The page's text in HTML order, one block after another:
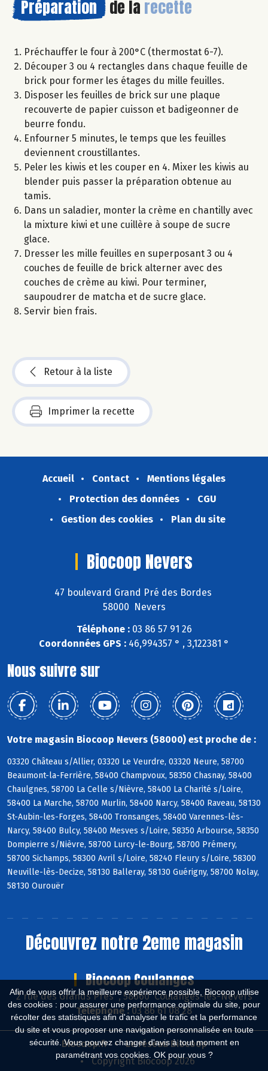
Afin de vous offrir la meilleure expérience possible, Biocoop utilise
des cookies : pour assurer une performance optimale du site, pour
récolter des statistiques afin d'analyser le trafic et la performance
du site et vous proposer une navigation personnalisée en toute
sécurité. Vous pouvez changer d'avis à tout moment en
paramétrant vos cookies. OK pour vous ?
Préparation de la recette
Préchauffer le four à 200°C (thermostat 6-7).
Découper 3 ou 4 rectangles dans chaque feuille de
brick pour former les étages du mille feuilles.
Disposer les feuilles de brick sur une plaque
recouverte de papier cuisson et badigeonner de
beurre fondu.
Enfourner 5 minutes, le temps que les feuilles
deviennent croustillantes.
Peler les kiwis et les couper en 4. Mixer les kiwis au
blender puis passer la préparation obtenue au
tamis.
Dans un saladier, monter la crème en chantilly avec
la mixture kiwi et une cuillère à soupe de sucre
glace.
Dresser les mille feuilles en superposant 3 ou 4
couches de feuille de brick alterner avec des
couches de crème au kiwi. Pour terminer,
saupoudrer de matcha et de sucre glace.
Servir bien frais.
Retour à la liste
Imprimer la recette
Accueil Contact
Mentions légales
Protection des données
CGU
Gestion des cookies
Plan du site
Biocoop Nevers
47 boulevard Grand Pré des Bordes
58000 Nevers
Téléphone :03 86 57 91 26
Coordonnées GPS : 46,994357 ° , 3,122381 °
Nous suivre sur
Votre magasin Biocoop Nevers (58000) est proche de :
03320 Château s/Allier, 03320 Le Veurdre, 03320 Neure, 58700
Beaumont-la-Ferrière, 58400 Champvoux, 58350 Chasnay, 58400
Chaulgnes, 58700 La Celle s/Nièvre, 58400 La Charité s/Loire,
58400 La Marche, 58700 Murlin, 58400 Narcy, 58400 Raveau, 58130
St-Aubin-les-Forges, 58400 Tronsanges, 58400 Varennes-lès-
Narcy, 58400 Bulcy, 58400 Mesves s/Loire, 58350 Arbourse, 58350
Dompierre s/Nièvre, 58700 Lurcy-le-Bourg, 58700 Prémery,
58700 Sichamps, 58300 Avril s/Loire, 58240 Fleury s/Loire, 58300
Neuville-lès-Decize, 58130 Balleray, 58130 Guérigny, 58700 Nolay,
58130 Ourouër
Découvrez notre 2eme magasin
Biocoop Coulanges
2 rue des Grands Près , 58660 Coulanges-lès-Nevers
Téléphone :03 86 61 08 28
Biocoop.fr
Le réseau Biocoop
Copyright Biocoop 2026